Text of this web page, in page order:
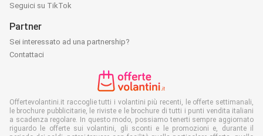
Seguici su TikTok
Partner
Sei interessato ad una partnership?
Contattaci
Offertevolantini.it raccoglie tutti i volantini più recenti, le offerte settimanali,
le brochure pubblicitarie, le riviste e le brochure di tutti i punti vendita italiani
a scadenza regolare. In questo modo, possiamo tenerti sempre aggiornato
riguardo le offerte sui volantini, gli sconti e le promozioni e, durante il